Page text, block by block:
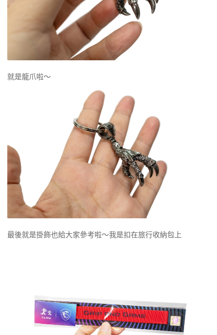
就是龍爪啦～
最後就是掛飾也給大家參考啦～我是扣在旅行收納包上